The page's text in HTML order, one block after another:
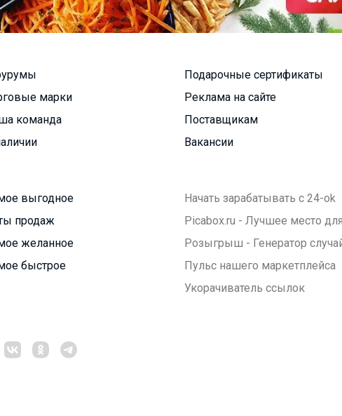
марки
команда
Подарочные сертификаты
Реклама на сайте
Поставщикам
Вакансии
выгодное
продаж
желанное
быстрое
Начать зарабатывать с 24-ok
Picabox.ru - Лучшее место
Розыгрыш - Генератор
Пульс нашего маркетплейса
Укорачиватель ссылок